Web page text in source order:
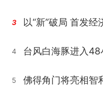
3
4 台风白海豚进入
5 佛得角门将亮相智